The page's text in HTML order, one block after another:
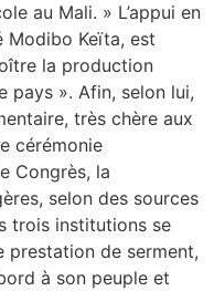
au Mali. » L’appui en
Modibo Keïta, est
la production
pays ». Afin, selon lui,
très chère aux
cérémonie
Congrès, la
selon des sources
trois institutions se
prestation de serment,
à son peuple et